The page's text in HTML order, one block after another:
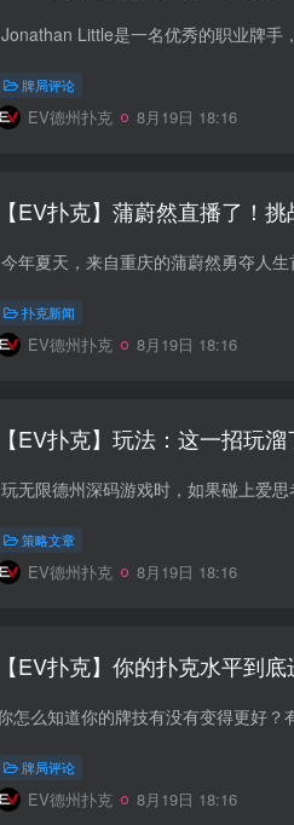
牌局评论
EV德州扑克 8月19日 18:16
【EV扑克】蒲蔚然直播了！
扑克新闻
EV德州扑克 8月19日 18:16
【EV扑克】玩法：这一招玩
玩无限德州深码游戏时，如果碰上爱
策略文章
EV德州扑克 8月19日 18:16
【EV扑克】你的扑克水平到
牌局评论
EV德州扑克 8月19日 18:16